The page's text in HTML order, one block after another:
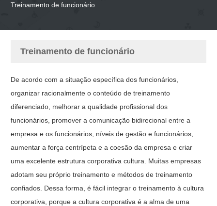
Treinamento de funcionário
Treinamento de funcionário
De acordo com a situação específica dos funcionários,
organizar racionalmente o conteúdo de treinamento
diferenciado, melhorar a qualidade profissional dos
funcionários, promover a comunicação bidirecional entre a
empresa e os funcionários, níveis de gestão e funcionários,
aumentar a força centrípeta e a coesão da empresa e criar
uma excelente estrutura corporativa cultura. Muitas empresas
adotam seu próprio treinamento e métodos de treinamento
confiados. Dessa forma, é fácil integrar o treinamento à cultura
corporativa, porque a cultura corporativa é a alma de uma